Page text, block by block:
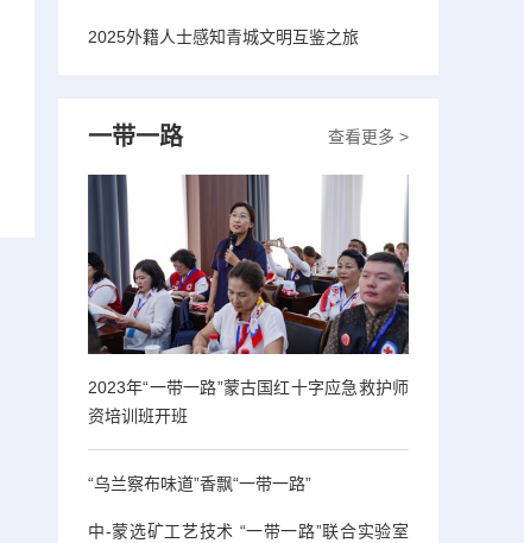
2025外籍人士感知青城文明互鉴之旅
查看更多 >
一带一路
2023年“一带一路”蒙古国红十字应急救护师
资培训班开班
“乌兰察布味道”香飘“一带一路”
中-蒙选矿工艺技术 “一带一路”联合实验室